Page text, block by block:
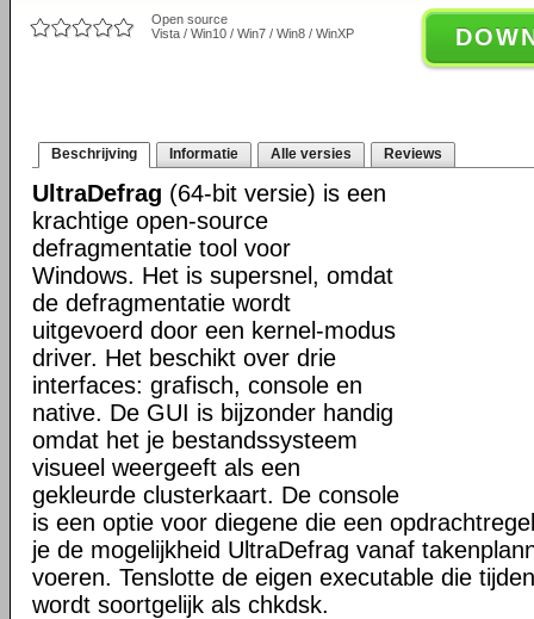
Open source
Vista / Win10 / Win7 / Win8 / WinXP
Beschrijving Informatie Alle versies Reviews
UltraDefrag (64-bit versie) is een
krachtige open-source
defragmentatie tool voor
Windows. Het is supersnel, omdat
de defragmentatie wordt
uitgevoerd door een kernel-modus
driver. Het beschikt over drie
interfaces: grafisch, console en
native. De GUI is bijzonder handig
omdat het je bestandssysteem
visueel weergeeft als een
gekleurde clusterkaart. De console
is een optie voor diegene die een
je de mogelijkheid UltraDefrag vanaf
voeren. Tenslotte de eigen executable die
wordt soortgelijk als chkdsk.